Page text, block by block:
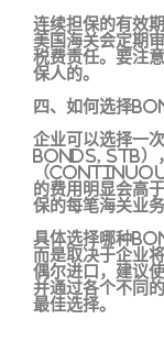
连续担保的有效
美国海关会定期
税费责任。要注
保人的。
四、如何选择
企业可以选择
Bonds, STB）
（
的费用明显会高
保的每笔海关业
具体选择哪种
而是取决于企业
偶尔进口，建议
并通过各个不同
最佳选择。